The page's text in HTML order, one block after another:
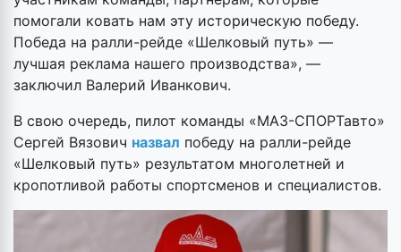
помогали ковать нам эту историческую победу.
Победа на ралли-рейде «Шелковый путь» —
лучшая реклама нашего производства», —
заключил Валерий Иванкович.
В свою очередь, пилот команды «МАЗ-СПОРТавто»
Сергей Вязович назвал победу на ралли-рейде
«Шелковый путь» результатом многолетней и
кропотливой работы спортсменов и специалистов.